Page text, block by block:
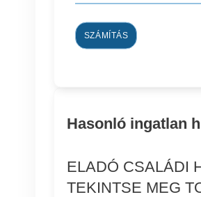
SZÁMÍTÁS
Hasonló ingatlan
ELADÓ CSALÁDI
TEKINTSE MEG